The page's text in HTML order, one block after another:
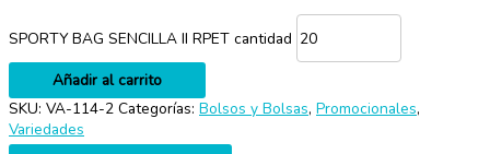
SPORTY BAG SENCILLA II RPET cantidad
Añadir al carrito
SKU: VA-114-2 Categorías: Bolsos y Bolsas, Promocionales,
Variedades